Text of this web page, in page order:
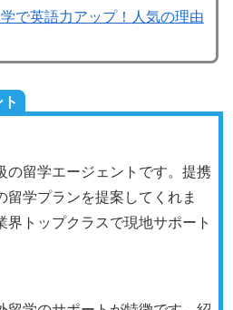
で英語力アップ！人気の理由
の留学エージェントです。提携
留学プランを提案してくれま
界トップクラスで現地サポート